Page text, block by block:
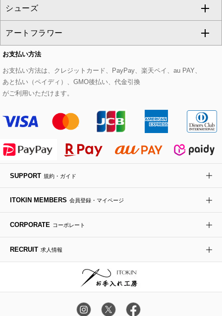
eur3
Maison de CINQ
MK MICHEL KLEIN BAG
HIROKO KOSHINO
re:edition project 165
タンクトップ・キャミソール
スウェット・ジャージー
その他のトップス
その他のパンツ
その他のスカート
セットアップジャケット
セットアップパンツ
セットアップスカート
セットアップワンピース
ダッフルコート
チェスターコート
モッズコート
ステンカラーコート
ライダースジャケット
デニムジャケット
ダウンジャケット・コート
その他のコート・ブルゾン
ストール・マフラー・スヌード
ベルト・サスペンダー
帽子
ヘアアクセサリー
ハンカチ・バンダナ
手袋
チャーム・ストラップ
傘・日傘
ネックレス
ピアス・イヤリング
ブレスレット・バングル
ブローチ・コサージュ
すべてのバッグ
トートバッグ
ショルダーバッグ
ボストンバッグ
バックパック・リュック
ボディバッグ・メッセンジャーバッグ
トラベルバッグ
ビジネスバッグ
その他のバッグ
シューズ
すべてのシューズ
パンプス
スニーカー
フラットシューズ
ローファー
ドレスシューズ
サンダル・ミュール
その他のシューズ
アートフラワー
すべてのアートフラワー
ローズ
カサブランカ・カラー
ラナンキュラス
ポプリアレンジ＆フレグランス
その他のアートフラワー
お支払い方法
お支払い方法は、クレジットカード、PayPay、楽天ペイ、au PAY、
あと払い（ペイディ）、GMO後払い、代金引換
がご利用いただけます。
SUPPORT 規約・ガイド
ITOKIN MEMBERS 会員登録・マイページ
CORPORATE コーポレート
RECRUIT 求人情報